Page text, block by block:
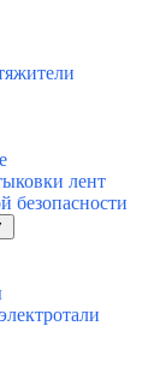
лент
безопасности